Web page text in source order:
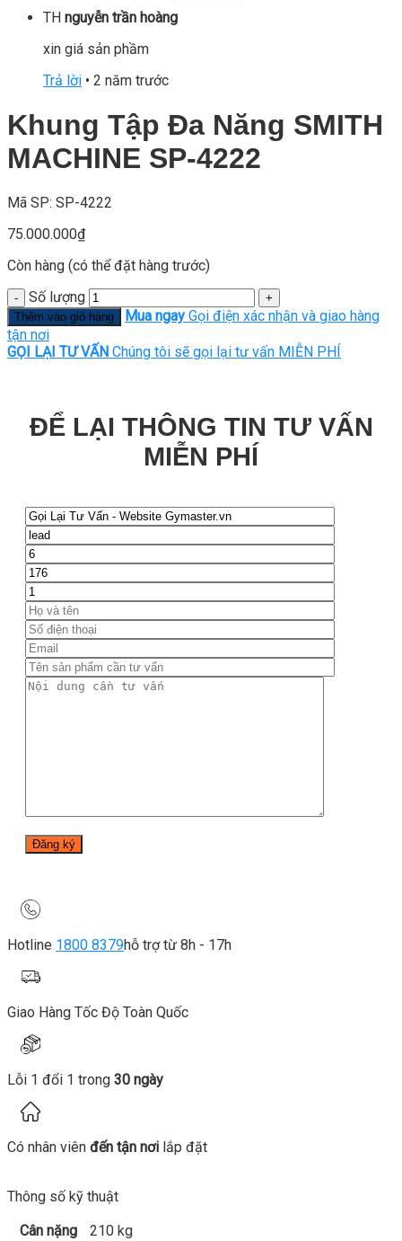
TH nguyễn trần hoàng
xin giá sản phầm
Trả lời • 2 năm trước
Khung Tập Đa Năng SMITH
MACHINE SP-4222
Mã SP: SP-4222
75.000.000₫
Còn hàng (có thể đặt hàng trước)
Số lượng
Thêm vào giỏ hàng Mua ngay Gọi điện xác nhận và giao hàng
tận nơi
GỌI LẠI TƯ VẤN Chúng tôi sẽ gọi lại tư vấn MIỄN PHÍ
ĐỂ LẠI THÔNG TIN TƯ VẤN
MIỄN PHÍ
Hotline 1800 8379hỗ trợ từ 8h - 17h
Giao Hàng Tốc Độ Toàn Quốc
Lỗi 1 đổi 1 trong 30 ngày
Có nhân viên đến tận nơi lắp đặt
Thông số kỹ thuật
Cân nặng
210 kg